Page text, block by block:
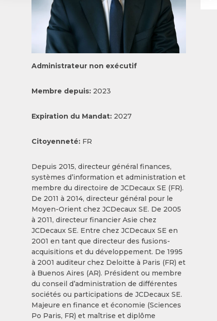
Administrateur non exécutif
Membre depuis: 2023
Expiration du Mandat: 2027
Citoyenneté:FR
Depuis 2015, directeur général finances,
systèmes d’information et administration et
membre du directoire de JCDecaux SE (FR).
De 2011 à 2014, directeur général pour le
Moyen-Orient chez JCDecaux SE. De 2005
à 2011, directeur financier Asie chez
JCDecaux SE. Entre chez JCDecaux SE en
2001 en tant que directeur des fusions-
acquisitions et du développement. De 1995
à 2001 auditeur chez Deloitte à Paris (FR) et
à Buenos Aires (AR). Président ou membre
du conseil d’administration de différentes
sociétés ou participations de JCDecaux SE.
Majeure en finance et économie (Sciences
Po Paris, FR) et maîtrise et diplôme